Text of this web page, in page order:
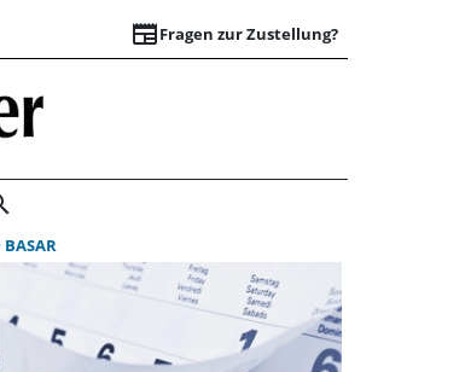
newspaperFragen zur Zustellung?
Suchergebnisse |
BASAR